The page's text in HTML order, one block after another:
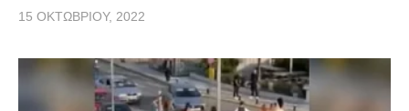
15 ΟΚΤΩΒΡΊΟΥ, 2022